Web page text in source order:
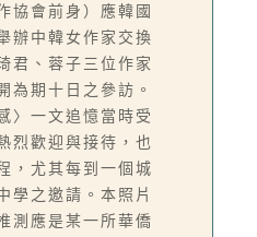
協會前身）應韓國
辦中韓女作家交換
君、蓉子三位作家
為期十日之參訪。
〉一文追憶當時受
烈歡迎與接待，也
，尤其每到一個城
學之邀請。本照片
測應是某一所華僑